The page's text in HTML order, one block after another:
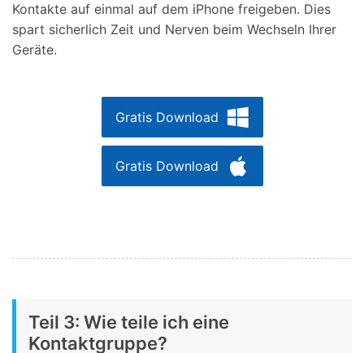
Kontakte auf einmal auf dem iPhone freigeben. Dies
spart sicherlich Zeit und Nerven beim Wechseln Ihrer
Geräte.
Gratis Download
Gratis Download
Teil 3: Wie teile ich eine
Kontaktgruppe?